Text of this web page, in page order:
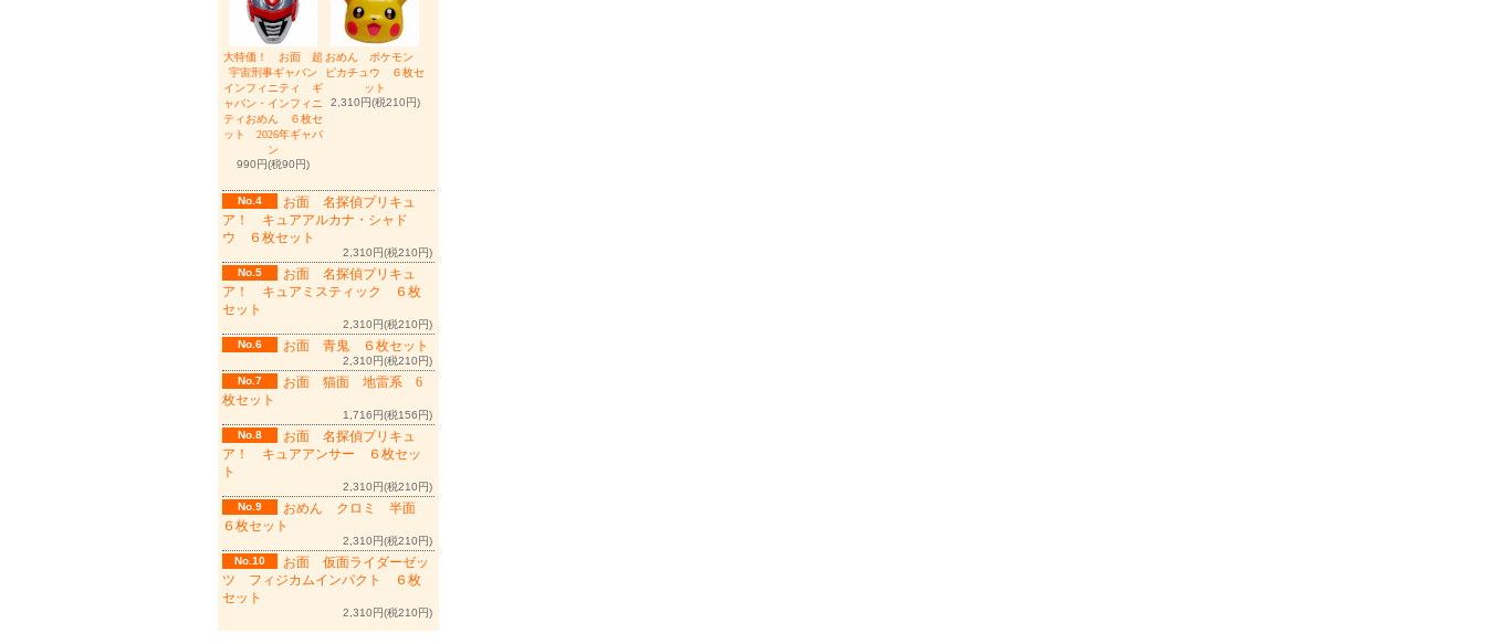
大特価！ お面 超
宇宙刑事ギャバン
インフィニティ ギ
ャバン・インフィニ
ティおめん ６枚セ
ット 2026年ギャバ
ン
990円(税90円)
おめん ポケモン
ピカチュウ ６枚セ
ット
2,310円(税210円)
No.4
お面 名探偵プリキュ
ア！ キュアアルカナ・シャド
ウ ６枚セット
2,310円(税210円)
No.5
お面 名探偵プリキュ
ア！ キュアミスティック ６枚
セット
2,310円(税210円)
No.6
お面 青鬼 ６枚セット
2,310円(税210円)
No.7
お面 猫面 地雷系 6
枚セット
1,716円(税156円)
No.8
お面 名探偵プリキュ
ア！ キュアアンサー ６枚セッ
ト
2,310円(税210円)
No.9
おめん クロミ 半面
６枚セット
2,310円(税210円)
No.10
お面 仮面ライダーゼッ
ツ フィジカムインパクト ６枚
セット
2,310円(税210円)